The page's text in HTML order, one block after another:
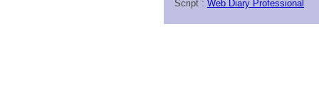
Script : Web Diary Professional